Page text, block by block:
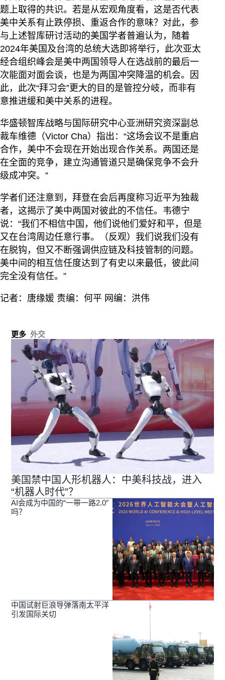
题上取得的共识。若是从宏观角度看，这是否代表
美中关系有止跌停损、重返合作的意味？对此，参
与上述智库研讨活动的美国学者普遍认为，随着
2024年美国及台湾的总统大选即将举行，此次亚太
经合组织峰会是美中两国领导人在选战前的最后一
次能面对面会谈，也是为两国冲突降温的机会。因
此，此次“拜习会”更大的目的是管控分岐，而非有
意推进缓和美中关系的进程。
华盛顿智库战略与国际研究中心亚洲研究资深副总
裁车维德（Victor Cha）指出：“这场会议不是重启
合作，美中不会现在开始出现合作关系。两国还是
在全面的竞争，建立沟通管道只是确保竞争不会升
级成冲突。”
学者们还注意到，拜登在会后再度称习近平为独裁
者，这揭示了美中两国对彼此的不信任。韦德宁
说：“我们不相信中国，他们说他们爱好和平，但是
又在台湾周边任意行事。（反观）我们说我们没有
在脱钩，但又不断强调供应链及科技管制的问题。
美中间的相互信任度达到了有史以来最低，彼此间
完全没有信任。”
记者：唐缘媛 责编：何平 网编：洪伟
更多 外交
美国禁中国人形机器人：中美科技战，进入
“机器人时代”？
AI会成为中国的“一带一路2.0″
吗？
中国试射巨浪导弹落南太平洋
引发国际关切